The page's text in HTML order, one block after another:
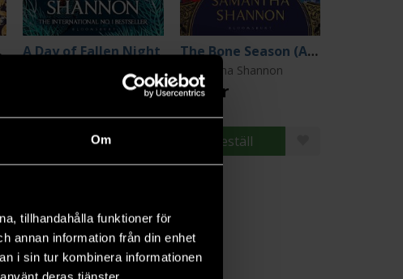
Om
tillhandahålla funktioner för
annan information från din enhet
i sin tur kombinera informationen
A Day of Fallen Night
Beställ
The Bone Season (Author’s Preferred Text)
Samantha Shannon
199 kr
Beställ